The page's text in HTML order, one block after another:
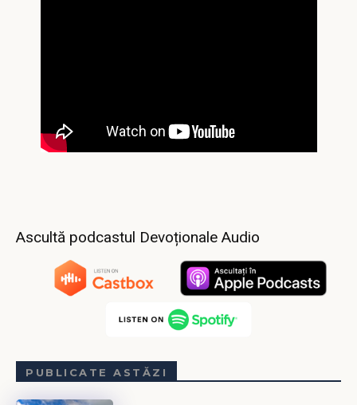
Ascultă podcastul Devoționale Audio
PUBLICATE ASTĂZI